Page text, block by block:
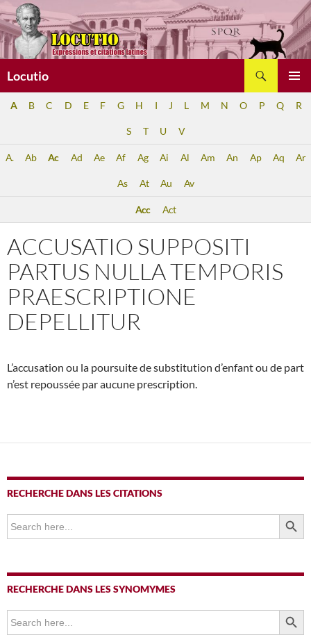
Aller
au
contenu
Locutio
A B C D E F G H I J L M N O P Q R
S T U V
A. Ab Ac Ad Ae Af Ag Ai Al Am An Ap Aq Ar
As At Au Av
Acc Act
ACCUSATIO SUPPOSITI
PARTUS NULLA TEMPORIS
PRAESCRIPTIONE
DEPELLITUR
L’accusation ou la poursuite de substitution d’enfant ou de part
n’est repoussée par aucune prescription.
RECHERCHE DANS LES CITATIONS
Search
for:
SEARCH
RECHERCHE DANS LES SYNOMYMES
Search
for:
SEARCH